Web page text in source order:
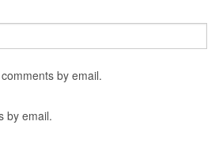
by email.
by email.